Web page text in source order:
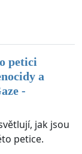
petici
a
-
jak jsou
petice.